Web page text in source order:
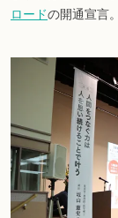
ロードの開通宣言。